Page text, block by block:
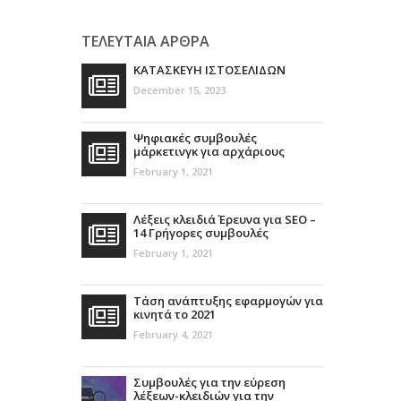
ΤΕΛΕΥΤΑΙΑ ΑΡΘΡΑ
ΚΑΤΑΣΚΕΥΗ ΙΣΤΟΣΕΛΙΔΩΝ
December 15, 2023
Ψηφιακές συμβουλές
μάρκετινγκ για αρχάριους
February 1, 2021
Λέξεις κλειδιά Έρευνα για SEO –
14 Γρήγορες συμβουλές
February 1, 2021
Τάση ανάπτυξης εφαρμογών για
κινητά το 2021
February 4, 2021
Συμβουλές για την εύρεση
λέξεων-κλειδιών για την